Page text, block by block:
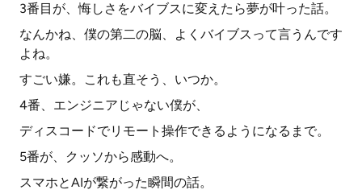
3番目が、悔しさをバイブスに変えたら夢が叶った話。
なんかね、僕の第二の脳、よくバイブスって言うんです
よね。
すごい嫌。これも直そう、いつか。
4番、エンジニアじゃない僕が、
ディスコードでリモート操作できるようになるまで。
5番が、クッソから感動へ。
スマホとAIが繋がった瞬間の話。